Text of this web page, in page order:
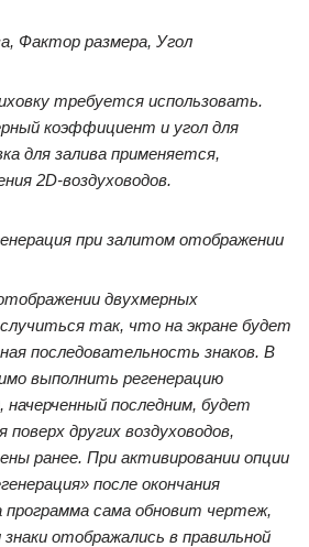
Фактор размера, Угол
требуется использовать.
коэффициент и угол для
для залива применяется,
2D‑воздуховодов.
при залитом отображении
двухмерных
так, что на экране будет
последовательность знаков. В
выполнить регенерацию
начерченный последним, будет
поверх других воздуховодов,
ранее. При активировании опции
после окончания
программа сама обновит чертеж,
отображались в правильной